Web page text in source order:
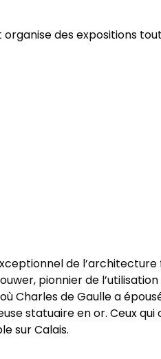
des expositions
de
pionnier de
Charles de Gaulle a
statuaire en or. Ceux
sur Calais.